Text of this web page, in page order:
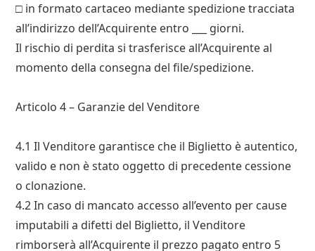
□ in formato cartaceo mediante spedizione tracciata
all’indirizzo dell’Acquirente entro ___ giorni.
Il rischio di perdita si trasferisce all’Acquirente al
momento della consegna del file/spedizione.
Articolo 4 – Garanzie del Venditore
4.1 Il Venditore garantisce che il Biglietto è autentico,
valido e non è stato oggetto di precedente cessione
o clonazione.
4.2 In caso di mancato accesso all’evento per cause
imputabili a difetti del Biglietto, il Venditore
rimborserà all’Acquirente il prezzo pagato entro 5